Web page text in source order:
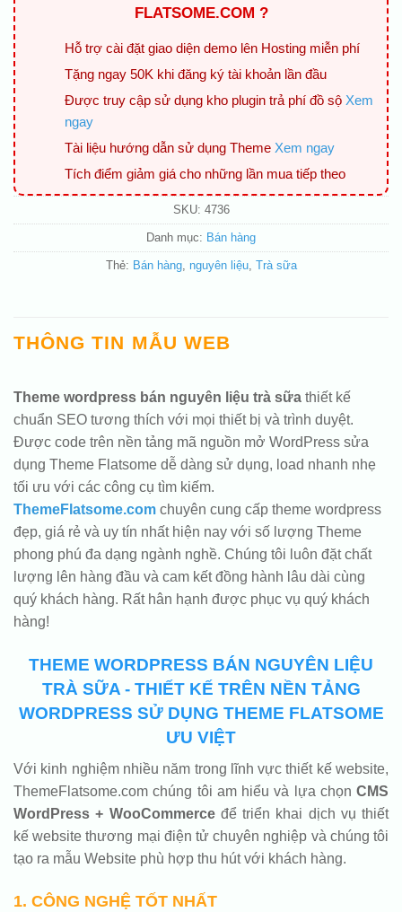
FLATSOME.COM ?
Hỗ trợ cài đặt giao diện demo lên Hosting miễn phí
Tặng ngay 50K khi đăng ký tài khoản lần đầu
Được truy cập sử dụng kho plugin trả phí đồ sộ Xem
ngay
Tài liệu hướng dẫn sử dụng Theme Xem ngay
Tích điểm giảm giá cho những lần mua tiếp theo
SKU: 4736
Danh mục: Bán hàng
Thẻ: Bán hàng, nguyên liệu, Trà sữa
THÔNG TIN MẪU WEB
Theme wordpress bán nguyên liệu trà sữa thiết kế
chuẩn SEO tương thích với mọi thiết bị và trình duyệt.
Được code trên nền tảng mã nguồn mở WordPress sửa
dụng Theme Flatsome dễ dàng sử dụng, load nhanh nhẹ
tối ưu với các công cụ tìm kiếm.
ThemeFlatsome.com chuyên cung cấp theme wordpress
đẹp, giá rẻ và uy tín nhất hiện nay với số lượng Theme
phong phú đa dạng ngành nghề. Chúng tôi luôn đặt chất
lượng lên hàng đầu và cam kết đồng hành lâu dài cùng
quý khách hàng. Rất hân hạnh được phục vụ quý khách
hàng!
THEME WORDPRESS BÁN NGUYÊN LIỆU
TRÀ SỮA - THIẾT KẾ TRÊN NỀN TẢNG
WORDPRESS SỬ DỤNG THEME FLATSOME
ƯU VIỆT
Với kinh nghiệm nhiều năm trong lĩnh vực thiết kế website,
ThemeFlatsome.com chúng tôi am hiểu và lựa chọn CMS
WordPress + WooCommerceđể triển khai dịch vụ thiết
kế website thương mại điện tử chuyên nghiệp và chúng tôi
tạo ra mẫu Website phù hợp thu hút với khách hàng.
1. CÔNG NGHỆ TỐT NHẤT